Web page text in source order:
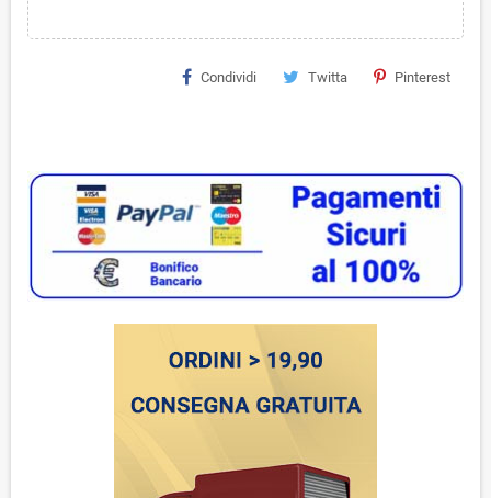
Condividi Twitta Pinterest